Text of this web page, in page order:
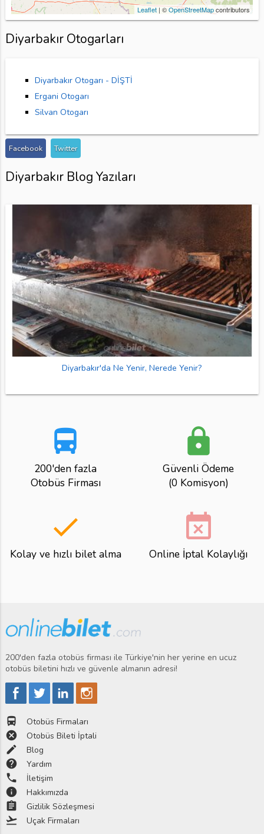
Leaflet| ©OpenStreetMapcontributors
Diyarbakır Otogarları
Diyarbakır Otogarı - DİŞTİ
Ergani Otogarı
Silvan Otogarı
Facebook Twitter
Diyarbakır Blog Yazıları
Diyarbakır'da Ne Yenir, Nerede Yenir?
directions_bus
200'den fazla
Otobüs Firması
lock
Güvenli Ödeme
(0 Komisyon)
done
Kolay ve hızlı bilet alma
event_busy
Online İptal Kolaylığı
200'den fazla otobüs firması ile Türkiye'nin her yerine en ucuz
otobüs biletini hızlı ve güvenle almanın adresi!
directions_bus Otobüs Firmaları
cancel Otobüs Bileti İptali
edit Blog
help Yardım
phone İletişim
info Hakkımızda
assignment Gizlilik Sözleşmesi
flight_takeoff Uçak Firmaları